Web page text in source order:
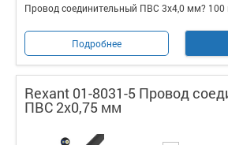
Провод соединительный ПВС 3х4,0 мм?
Подробнее
Rexant 01-8031-5 Провод
ПВС 2x0,75 мм